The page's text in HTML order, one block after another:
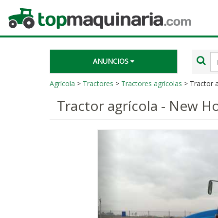
Topmaquinaria.com
ANUNCIOS
Agrícola > Tractores > Tractores agrícolas > Tractor
Tractor agrícola - New